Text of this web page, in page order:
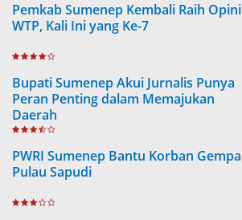
Pemkab Sumenep Kembali Raih Opini
WTP, Kali Ini yang Ke-7
Bupati Sumenep Akui Jurnalis Punya
Peran Penting dalam Memajukan
Daerah
PWRI Sumenep Bantu Korban Gempa
Pulau Sapudi